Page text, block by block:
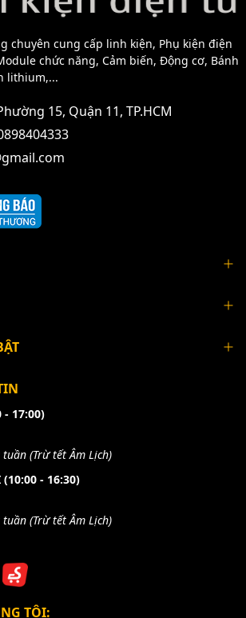
chuyên cung cấp linh kiện, Phụ kiện điện
chức năng, Cảm biến, Động cơ, Bánh
lithium,...
15, Quận 11, TP.HCM
- 17:00)
(Trừ tết Âm Lịch)
- 16:30)
(Trừ tết Âm Lịch)
TÔI: